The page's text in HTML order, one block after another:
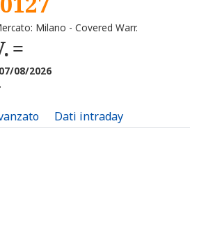
Milano - Covered Warr.
07/08/2026
Dati intraday